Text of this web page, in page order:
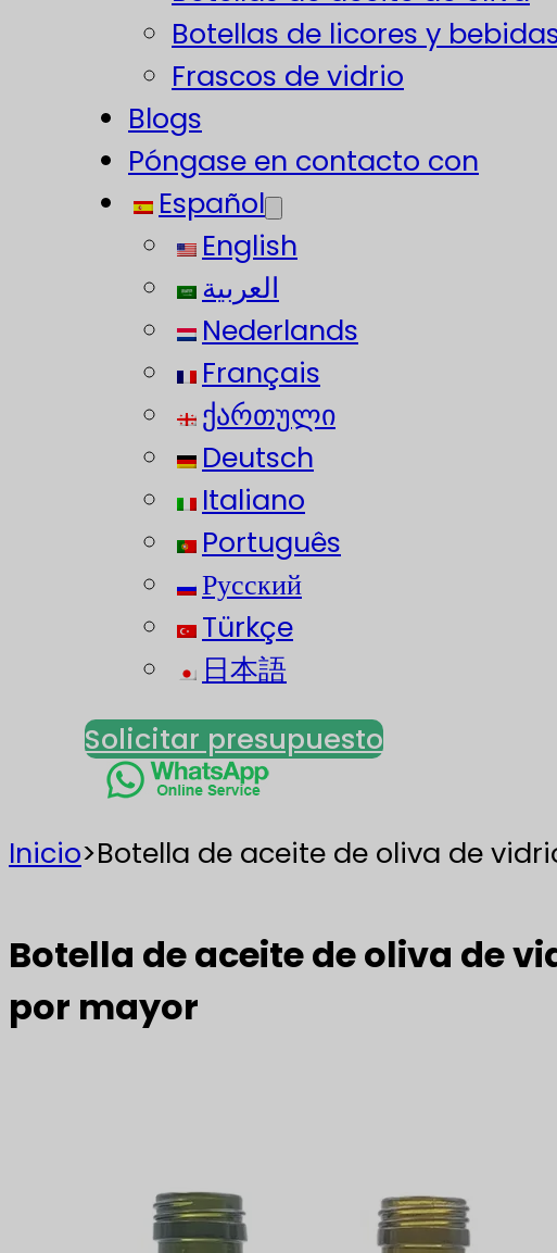
Botellas de licores y
Frascos de vidrio
Blogs
Póngase en contacto con
Español
English
العربية
Nederlands
Français
ქართული
Deutsch
Italiano
Português
Русский
Türkçe
日本語
Solicitar presupuesto
Inicio>Botella de aceite de oliva de
Botella de aceite de oliva de
por mayor